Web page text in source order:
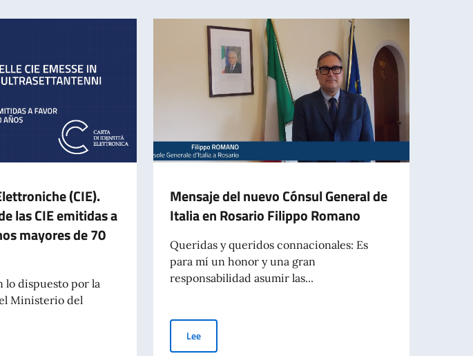
(CIE).
las CIE emitidas a
mayores de 70
lo dispuesto por la
Ministerio del
Mensaje del nuevo Cónsul General de
Italia en Rosario Filippo Romano
Queridas y queridos connacionales: Es
para mí un honor y una gran
responsabilidad asumir las...
LeeMensaje del nuevo Cónsul General de Italia en Rosario Filippo